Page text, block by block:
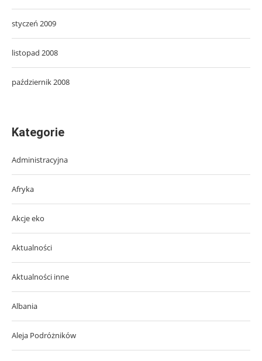
styczeń 2009
listopad 2008
październik 2008
Kategorie
Administracyjna
Afryka
Akcje eko
Aktualności
Aktualności inne
Albania
Aleja Podróżników